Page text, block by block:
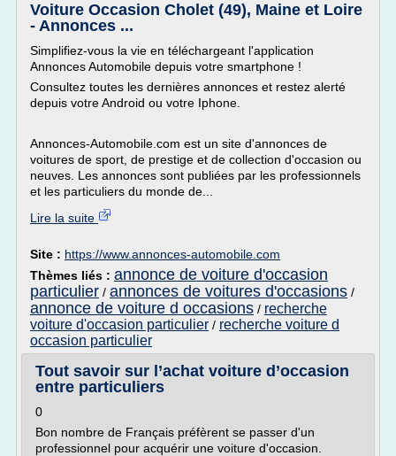
Voiture Occasion Cholet (49), Maine et Loire
- Annonces ...
Simplifiez-vous la vie en téléchargeant l'application
Annonces Automobile depuis votre smartphone !
Consultez toutes les dernières annonces et restez alerté
depuis votre Android ou votre Iphone.
Annonces-Automobile.com est un site d'annonces de
voitures de sport, de prestige et de collection d'occasion ou
neuves. Les annonces sont publiées par les professionnels
et les particuliers du monde de...
Lire la suite
Site : https://www.annonces-automobile.com
Thèmes liés : annonce de voiture d'occasion
particulier / annonces de voitures d'occasions /
annonce de voiture d occasions / recherche
voiture d'occasion particulier / recherche voiture d
occasion particulier
Tout savoir sur l’achat voiture d’occasion
entre particuliers
0
Bon nombre de Français préfèrent se passer d'un
professionnel pour acquérir une voiture d'occasion.